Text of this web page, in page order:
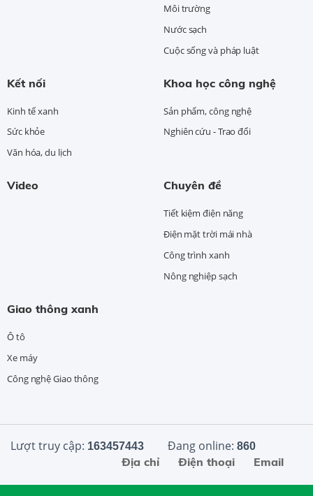
Môi trường
Nước sạch
Cuộc sống và pháp luật
Kết nối
Kinh tế xanh
Sức khỏe
Văn hóa, du lịch
Khoa học công nghệ
Sản phẩm, công nghệ
Nghiên cứu - Trao đổi
Video Chuyên đề
Tiết kiệm điện năng
Điện mặt trời mái nhà
Công trình xanh
Nông nghiệp sạch
Giao thông xanh
Ô tô
Xe máy
Công nghệ Giao thông
Lượt truy cập: 163457443 Đang online: 860
Email
Điện thoại
Địa chỉ